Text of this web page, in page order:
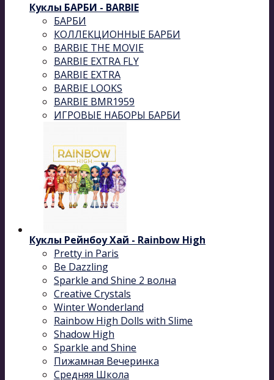
Куклы БАРБИ - BARBIE
БАРБИ
КОЛЛЕКЦИОННЫЕ БАРБИ
BARBIE THE MOVIE
BARBIE EXTRA FLY
BARBIE EXTRA
BARBIE LOOKS
BARBIE BMR1959
ИГРОВЫЕ НАБОРЫ БАРБИ
Куклы Рейнбоу Хай - Rainbow High
Pretty in Paris
Be Dazzling
Sparkle and Shine 2 волна
Сreative Сrystals
Winter Wonderland
Rainbow High Dolls with Slime
Shadow High
Sparkle and Shine
Пижамная Вечеринка
Средняя Школа